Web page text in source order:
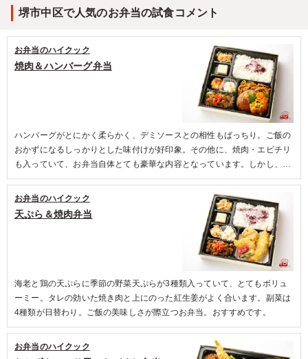
いただけます。
なしの場面にふさわしい、食べ比べの楽しさと華やかさを兼ね
備えた一折です。
大人数でのご注文にも対応しておりますので、ぜひ皆様でご賞
精進落としのお弁当として依頼しました。 少々味付けが
濃いめが気になりましたが、 アルコールのお伴としてな
ら良いかと思いました。 残念ながら、お弁当を頂いた時
には飲めず仕舞いでした。 (笑) 写真通りの華やかさでと
ても美味しく頂きました。 機会があればまた注文したい
と思いました。
堺市中区で人気のお弁当の試食コメント
焼肉＆ハンバーグ弁当
お弁当のハイクック
ハンバーグがとにかく柔らかく、デミソースとの相性もばっちり。ご飯の
おかずになるしっかりとした味付けが好印象。その他に、焼肉・エビチリ
も入っていて、お弁当自体とても豪華な内容となっています。しかし、特
筆するべきは副菜の切干大根。食感がよく手作り感がとても伝わってき
て、ほっこりした気持ちになりました。
天ぷら＆焼肉弁当
お弁当のハイクック
海老と鶏の天ぷらに季節の野菜天ぷらが3種類入っていて、とてもボリュ
ーミー。タレの効いた焼き肉と上にのった紅生姜がよく合います。副菜は
4種類が日替わり。ご飯の美味しさが際立つお弁当。おすすめです。
お弁当のハイクック